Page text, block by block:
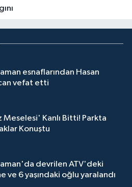
esnaflarından Hasan
vefat etti
Meselesi' Kanlı Bitti! Parkta
Konuştu
devrilen ATV'deki
ve 6 yaşındaki oğlu yaralandı